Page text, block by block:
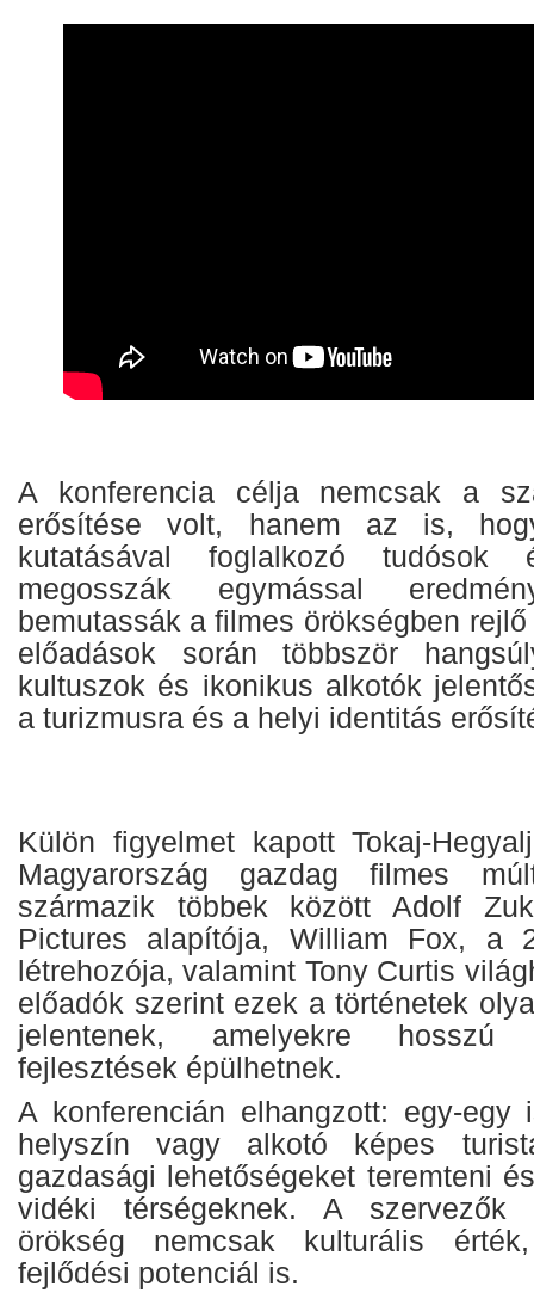
A konferencia célja nemcsak a
erősítése volt, hanem az is,
kutatásával foglalkozó tudósok
megosszák egymással
bemutassák a filmes örökségben
előadások során többször
kultuszok és ikonikus alkotók
a turizmusra és a helyi identitás
Külön figyelmet kapott Tokaj-
Magyarország gazdag filmes
származik többek között Adolf
Pictures alapítója, William Fox, a
létrehozója, valamint Tony Curtis
előadók szerint ezek a történetek
jelentenek, amelyekre hosszú
fejlesztések épülhetnek.
A konferencián elhangzott: egy-egy
helyszín vagy alkotó képes
gazdasági lehetőségeket teremteni
vidéki térségeknek. A
örökség nemcsak kulturális
fejlődési potenciál is.